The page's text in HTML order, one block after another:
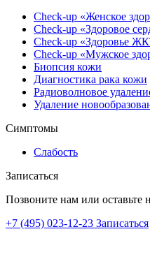
Check-up «Женское
Check-up «Здоровое
Check-up «Здоровье
Check-up «Мужское
Биопсия кожи
Диагностика рака кожи
Радиоволновое
Удаление
Симптомы
Слабость
Записаться
Позвоните нам или
+7 (495) 023-12-23 Записаться